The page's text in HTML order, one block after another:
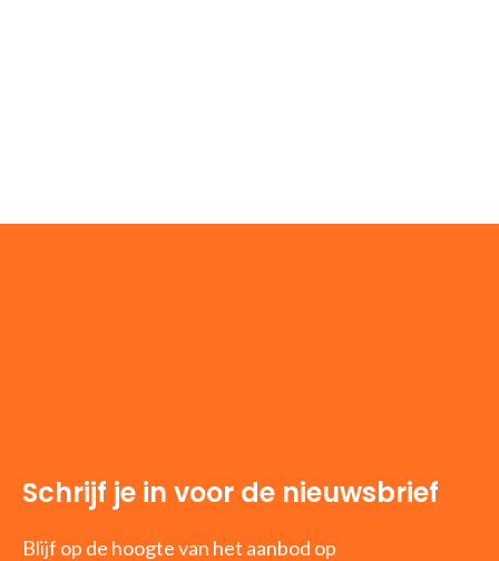
Schrijf je in voor de nieuwsbrief
Blijf op de hoogte van het aanbod op